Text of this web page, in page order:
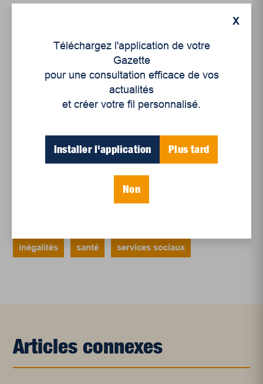
Un siècle de Mauriciennes dans la presse
Le sport professionnel féminin : en mouvement,
Et les politiques peinent à suivre
Le sommeil, nouveau défi de santé publique
inégalités santé services sociaux
Articles connexes
X
Téléchargez l'application de votre
Gazette
pour une consultation efficace de vos
actualités
et créer votre fil personnalisé.
Installer l'application Plus tard
Non